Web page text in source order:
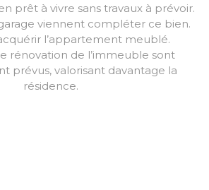
prêt à vivre sans travaux à prévoir.
viennent compléter ce bien.
l’appartement meublé.
rénovation de l’immeuble sont
prévus, valorisant davantage la
résidence.